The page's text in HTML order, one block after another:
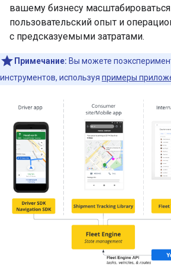
вашему бизнесу
пользовательский опыт и
с предсказуемыми затратами.
Примечание: Вы можете
инструментов, используя примеры